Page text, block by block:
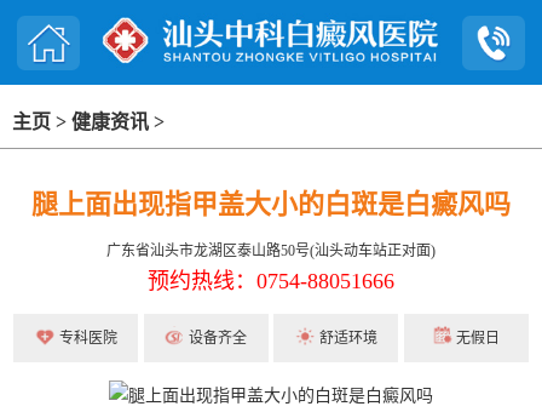
主页 > 健康资讯 >
腿上面出现指甲盖大小的白斑是白癜风吗
广东省汕头市龙湖区泰山路50号(汕头动车站正对面)
预约热线：0754-88051666
专科医院 设备齐全 舒适环境 无假日